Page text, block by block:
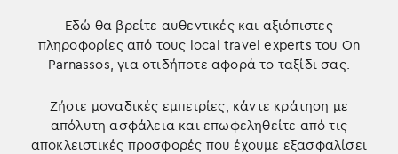
Εδώ θα βρείτε αυθεντικές και αξιόπιστες
πληροφορίες από τους local travel experts του On
Parnassos, για οτιδήποτε αφορά το ταξίδι σας.
Ζήστε μοναδικές εμπειρίες, κάντε κράτηση με
απόλυτη ασφάλεια και επωφεληθείτε από τις
αποκλειστικές προσφορές που έχουμε εξασφαλίσει